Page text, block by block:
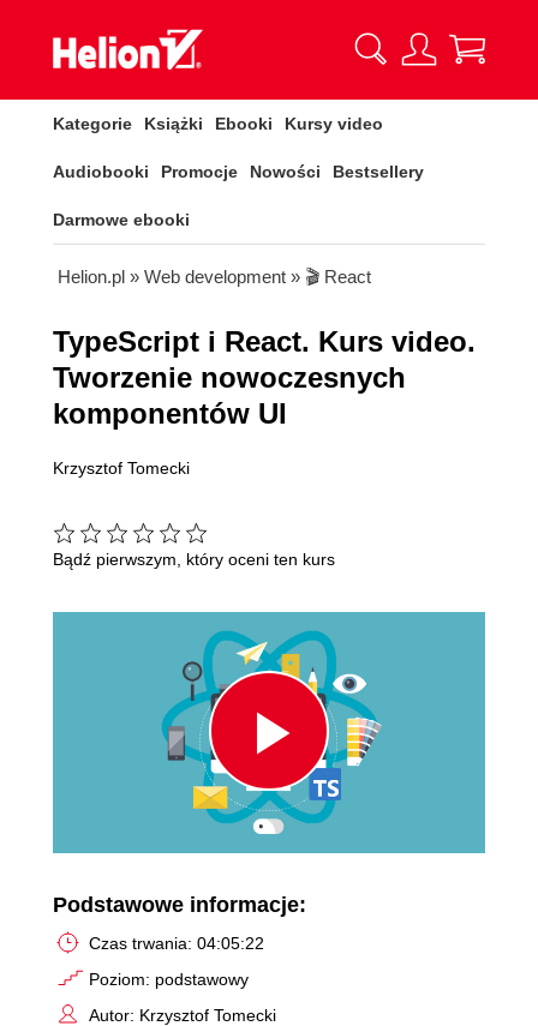
Kategorie Książki Ebooki Kursy video
Audiobooki Promocje Nowości Bestsellery
Darmowe ebooki
Helion.pl » Web development » 🎬 React
TypeScript i React. Kurs video.
Tworzenie nowoczesnych
komponentów UI
Krzysztof Tomecki
Bądź pierwszym, który oceni ten kurs
Play
Video
Podstawowe informacje:
Czas trwania: 04:05:22
Poziom: podstawowy
Autor: Krzysztof Tomecki